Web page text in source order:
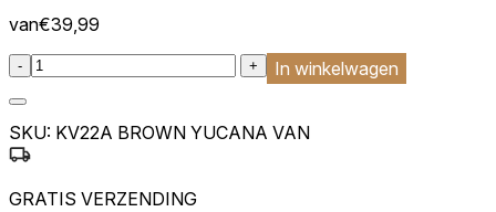
van€39,99
:product_name quantity
- + In winkelwagen
SKU: KV22A BROWN YUCANA VAN
GRATIS VERZENDING
Niet-geclassificeerd